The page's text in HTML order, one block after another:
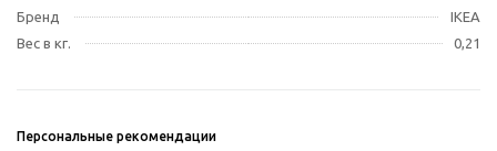
Бренд
IKEA
Вес в кг.
0,21
Персональные рекомендации